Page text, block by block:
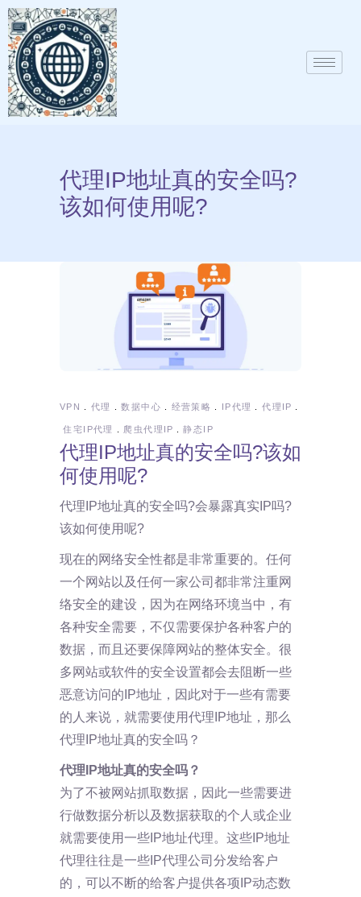
代理IP地址真的安全吗?
该如何使用呢?
VPN 代理 数据中心 经营策略 IP代理 代理IP
住宅IP代理 爬虫代理IP 静态IP
代理IP地址真的安全吗?该如
何使用呢?
代理IP地址真的安全吗?会暴露真实IP吗?
该如何使用呢?
现在的网络安全性都是非常重要的。任何
一个网站以及任何一家公司都非常注重网
络安全的建设，因为在网络环境当中，有
各种安全需要，不仅需要保护各种客户的
数据，而且还要保障网站的整体安全。很
多网站或软件的安全设置都会去阻断一些
恶意访问的IP地址，因此对于一些有需要
的人来说，就需要使用代理IP地址，那么
代理IP地址真的安全吗？
代理IP地址真的安全吗？
为了不被网站抓取数据，因此一些需要进
行做数据分析以及数据获取的个人或企业
就需要使用一些IP地址代理。这些IP地址
代理往往是一些IP代理公司分发给客户
的，可以不断的给客户提供各项IP动态数